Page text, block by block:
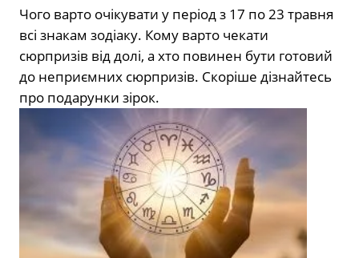
Чого варто очікувати у період з 17 по 23 травня
всі знакам зодіаку. Кому варто чекати
сюрпризів від долі, а хто повинен бути готовий
до неприємних сюрпризів. Скоріше дізнайтесь
про подарунки зірок.